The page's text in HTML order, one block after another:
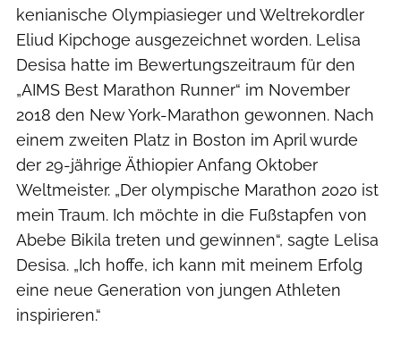
kenianische Olympiasieger und Weltrekordler
Eliud Kipchoge ausgezeichnet worden. Lelisa
Desisa hatte im Bewertungszeitraum für den
„AIMS Best Marathon Runner“ im November
2018 den New York-Marathon gewonnen. Nach
einem zweiten Platz in Boston im April wurde
der 29-jährige Äthiopier Anfang Oktober
Weltmeister. „Der olympische Marathon 2020 ist
mein Traum. Ich möchte in die Fußstapfen von
Abebe Bikila treten und gewinnen“, sagte Lelisa
Desisa. „Ich hoffe, ich kann mit meinem Erfolg
eine neue Generation von jungen Athleten
inspirieren.“